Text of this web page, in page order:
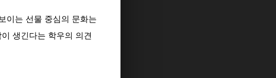
이는 선물 중심의 문화는
생긴다는 학우의 의견